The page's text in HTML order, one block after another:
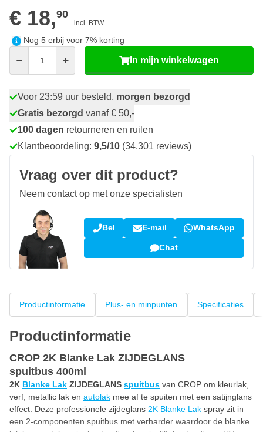
€ 18,90
incl. BTW
Nog 5 erbij voor 7% korting
In mijn winkelwagen
Voor 23:59 uur besteld, morgen bezorgd
Gratis bezorgd vanaf € 50,-
100 dagen retourneren en ruilen
Klantbeoordeling: 9,5/10 (34.301 reviews)
Vraag over dit product?
Neem contact op met onze specialisten
Bel E-mail WhatsApp
Chat
Productinformatie Plus- en minpunten Specificaties
Productinformatie
CROP 2K Blanke Lak ZIJDEGLANS
spuitbus 400ml
2K Blanke Lak ZIJDEGLANS spuitbus van CROP om kleurlak,
verf, metallic lak en autolak mee af te spuiten met een satijnglans
effect. Deze professionele zijdeglans 2K Blanke Lak spray zit in
een 2-componenten spuitbus met verharder waardoor de blanke